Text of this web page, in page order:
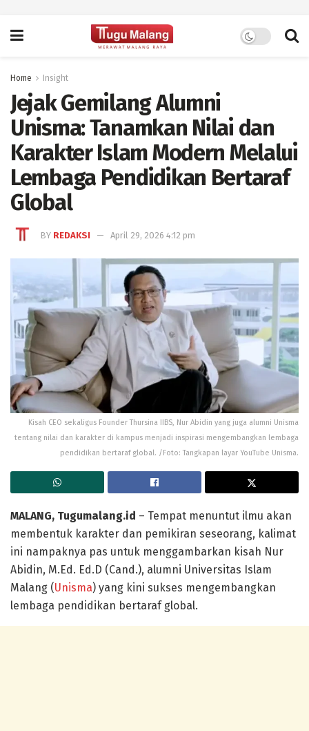
Home Insight
Jejak Gemilang Alumni
Unisma: Tanamkan Nilai dan
Karakter Islam Modern Melalui
Lembaga Pendidikan Bertaraf
Global
BY REDAKSI April 29, 2026 4:12 pm
Kisah CEO sekaligus Founder Thursina IIBS, Nur Abidin yang juga alumni Unisma
tentang nilai dan karakter di kampus menjadi inspirasi mengembangkan lembaga
pendidikan bertaraf global. /Foto: Tangkapan layar YouTube Unisma.
MALANG, Tugumalang.id – Tempat menuntut ilmu akan
membentuk karakter dan pemikiran seseorang, kalimat
ini nampaknya pas untuk menggambarkan kisah Nur
Abidin, M.Ed. Ed.D (Cand.), alumni Universitas Islam
Malang (Unisma) yang kini sukses mengembangkan
lembaga pendidikan bertaraf global.